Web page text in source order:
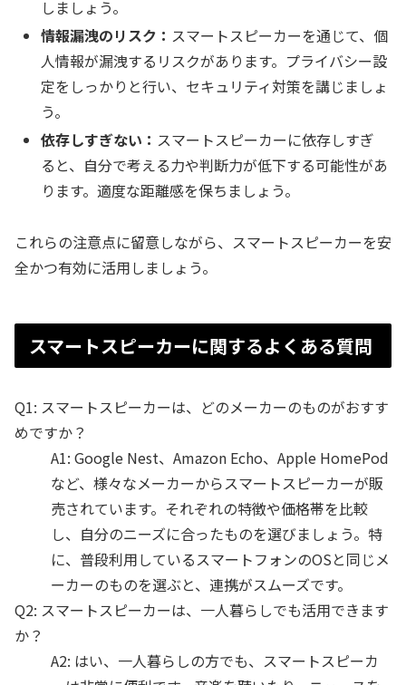
しましょう。
情報漏洩のリスク： スマートスピーカーを通じて、個
人情報が漏洩するリスクがあります。プライバシー設
定をしっかりと行い、セキュリティ対策を講じましょ
う。
依存しすぎない： スマートスピーカーに依存しすぎ
ると、自分で考える力や判断力が低下する可能性があ
ります。適度な距離感を保ちましょう。
これらの注意点に留意しながら、スマートスピーカーを安
全かつ有効に活用しましょう。
スマートスピーカーに関するよくある質問
Q1: スマートスピーカーは、どのメーカーのものがおすす
めですか？
A1: Google Nest、Amazon Echo、Apple HomePod
など、様々なメーカーからスマートスピーカーが販
売されています。それぞれの特徴や価格帯を比較
し、自分のニーズに合ったものを選びましょう。特
に、普段利用しているスマートフォンのOSと同じメ
ーカーのものを選ぶと、連携がスムーズです。
Q2: スマートスピーカーは、一人暮らしでも活用できます
か？
A2: はい、一人暮らしの方でも、スマートスピーカ